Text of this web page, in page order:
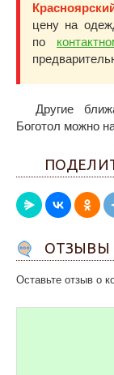
цену на
по
Другие
Боготол можно
ОТЗЫВЫ
Оставьте отзыв о